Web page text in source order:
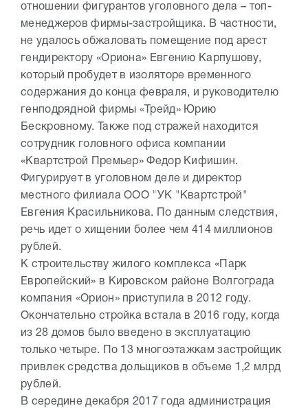
отношении фигурантов уголовного дела – топ-
менеджеров фирмы-застройщика. В частности,
не удалось обжаловать помещение под арест
гендиректору «Ориона» Евгению Карпушову,
который пробудет в изоляторе временного
содержания до конца февраля, и руководителю
генподрядной фирмы «Трейд» Юрию
Бескровному. Также под стражей находится
сотрудник головного офиса компании
«Квартстрой Премьер» Федор Кифишин.
Фигурирует в уголовном деле и директор
местного филиала ООО "УК "Квартстрой"
Евгения Красильникова. По данным следствия,
речь идет о хищении более чем 414 миллионов
рублей.
К строительству жилого комплекса «Парк
Европейский» в Кировском районе Волгограда
компания «Орион» приступила в 2012 году.
Окончательно стройка встала в 2016 году, когда
из 28 домов было введено в эксплуатацию
только четыре. По 13 многоэтажкам застройщик
привлек средства дольщиков в объеме 1,2 млрд
рублей.
В середине декабря 2017 года администрация